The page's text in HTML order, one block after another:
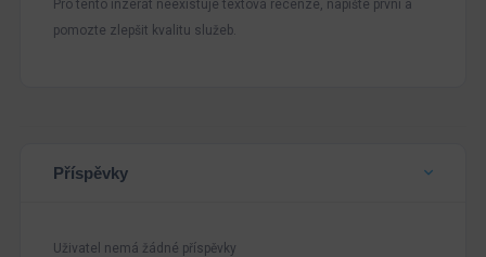
Pro tento inzerát neexistuje textová recenze, napište první a
pomozte zlepšit kvalitu služeb.
Příspěvky
Uživatel nemá žádné příspěvky